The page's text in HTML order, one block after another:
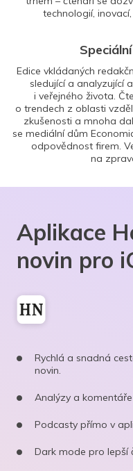
technologií,
Edice vkládaných
sledující a analyzující
i veřejného života.
o trendech z oblasti
zkušenosti a mnoha
se mediální dům
odpovědnost firem.
na
Aplikace
novin pro
Rychlá a snadná
novin.
Analýzy a
Podcasty přímo v
Dark mode pro lepší